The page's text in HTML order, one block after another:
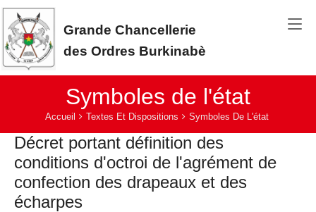
Aller au contenu principal
Grande Chancellerie
des Ordres Burkinabè
Symboles de l'état
Vous êtes ici:
Accueil Textes Et Dispositions Symboles De L'état
Décret portant définition des
conditions d'octroi de l'agrément de
confection des drapeaux et des
écharpes